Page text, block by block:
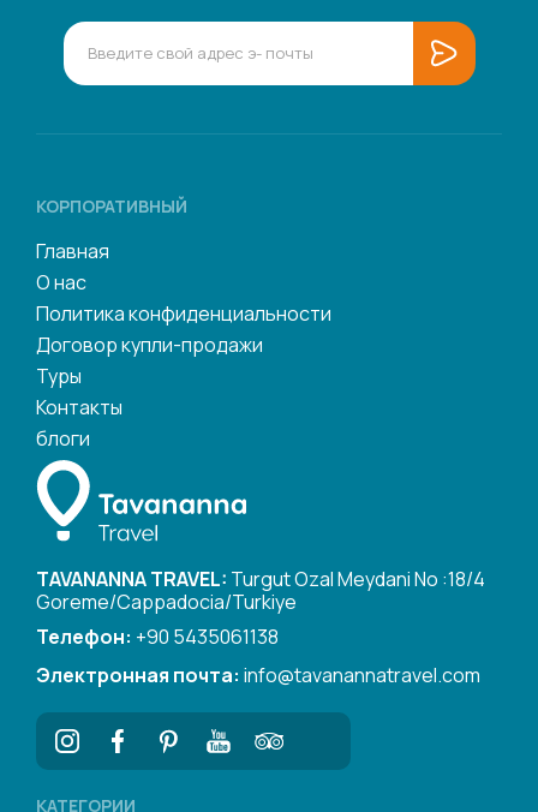
КОРПОРАТИВНЫЙ
Главная
О нас
Политика конфиденциальности
Договор купли-продажи
Туры
Контакты
блоги
TAVANANNA TRAVEL: Turgut Ozal Meydani No :18/4
Goreme/Cappadocia/Turkiye
Телефон: +90 5435061138
Электронная почта: info@tavanannatravel.com
КАТЕГОРИИ